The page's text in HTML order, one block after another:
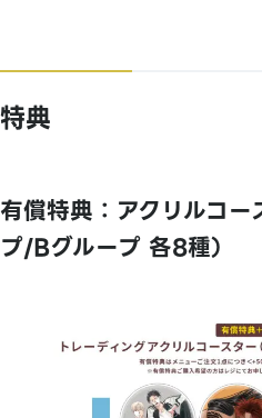
特典
有償特典：アクリルコ
プ/Bグループ 各8種）